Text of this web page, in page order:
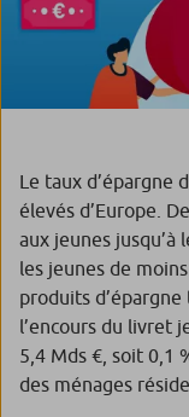
Le taux d’épargne
élevés d’Europe.
aux jeunes jusqu’à
les jeunes de
produits d’épargne
l’encours du livret
5,4 Mds €, soit 0,1
des ménages